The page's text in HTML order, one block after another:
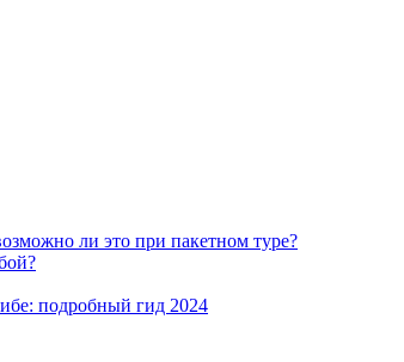
ли это при пакетном туре?
подробный гид 2024